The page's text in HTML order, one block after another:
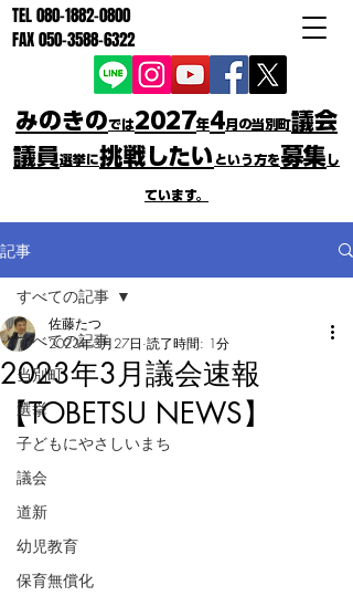
TEL080-1882-0800
FAX050-3588-6322
みのきのでは2027年4月の当別町議会
議員選挙に挑戦したい という方を募集 し
ています。
記事
すべての記事
当別町
選挙
子どもにやさしいまち
議会
道新
幼児教育
保育無償化
すべての記事
2023年3月議会速報
【TOBETSU NEWS】
佐藤たつ
2023年3月27日 読了時間: 1分